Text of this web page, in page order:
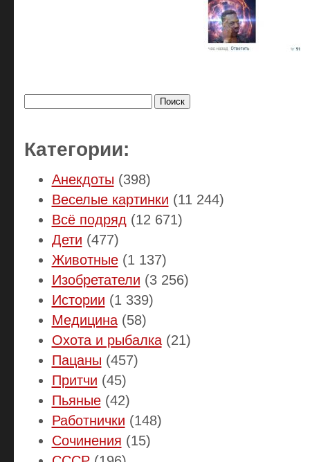
Категории:
Анекдоты (398)
Веселые картинки (11 244)
Всё подряд (12 671)
Дети (477)
Животные(1 137)
Изобретатели (3 256)
Истории (1 339)
Медицина(58)
Охота и рыбалка(21)
Пацаны (457)
Притчи (45)
Пьяные(42)
Работнички (148)
Сочинения (15)